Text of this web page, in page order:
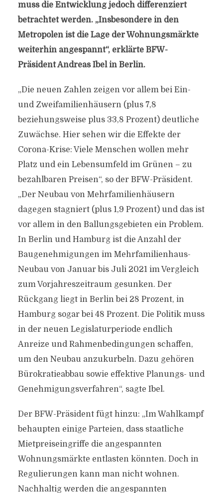
muss die Entwicklung jedoch differenziert
betrachtet werden. „Insbesondere in den
Metropolen ist die Lage der Wohnungsmärkte
weiterhin angespannt“, erklärte BFW-
Präsident Andreas Ibel in Berlin.
„Die neuen Zahlen zeigen vor allem bei Ein-
und Zweifamilienhäusern (plus 7,8
beziehungsweise plus 33,8 Prozent) deutliche
Zuwächse. Hier sehen wir die Effekte der
Corona-Krise: Viele Menschen wollen mehr
Platz und ein Lebensumfeld im Grünen – zu
bezahlbaren Preisen“, so der BFW-Präsident.
„Der Neubau von Mehrfamilienhäusern
dagegen stagniert (plus 1,9 Prozent) und das ist
vor allem in den Ballungsgebieten ein Problem.
In Berlin und Hamburg ist die Anzahl der
Baugenehmigungen im Mehrfamilienhaus-
Neubau von Januar bis Juli 2021 im Vergleich
zum Vorjahreszeitraum gesunken. Der
Rückgang liegt in Berlin bei 28 Prozent, in
Hamburg sogar bei 48 Prozent. Die Politik muss
in der neuen Legislaturperiode endlich
Anreize und Rahmenbedingungen schaffen,
um den Neubau anzukurbeln. Dazu gehören
Bürokratieabbau sowie effektive Planungs- und
Genehmigungsverfahren“, sagte Ibel.
Der BFW-Präsident fügt hinzu: „Im Wahlkampf
behaupten einige Parteien, dass staatliche
Mietpreiseingriffe die angespannten
Wohnungsmärkte entlasten könnten. Doch in
Regulierungen kann man nicht wohnen.
Nachhaltig werden die angespannten